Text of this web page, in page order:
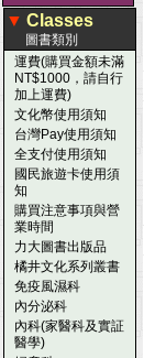
▼ Classes
圖書類別
運費(購買金額未滿
NT$1000，請自行
加上運費)
文化幣使用須知
台灣Pay使用須知
全支付使用須知
國民旅遊卡使用須
知
購買注意事項與營
業時間
力大圖書出版品
橘井文化系列叢書
免疫風濕科
內分泌科
內科(家醫科及實証
醫學)